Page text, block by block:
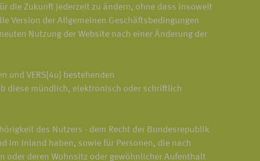
die Zukunft jederzeit zu ändern, ohne dass insoweit
Version der Allgemeinen Geschäftsbedingungen
Nutzung der Website nach einer Änderung der
und VERS[4u] bestehenden
diese mündlich, elektronisch oder schriftlich
des Nutzers - dem Recht der Bundesrepublik
im Inland haben, sowie für Personen, die nach
oder deren Wohnsitz oder gewöhnlicher Aufenthalt